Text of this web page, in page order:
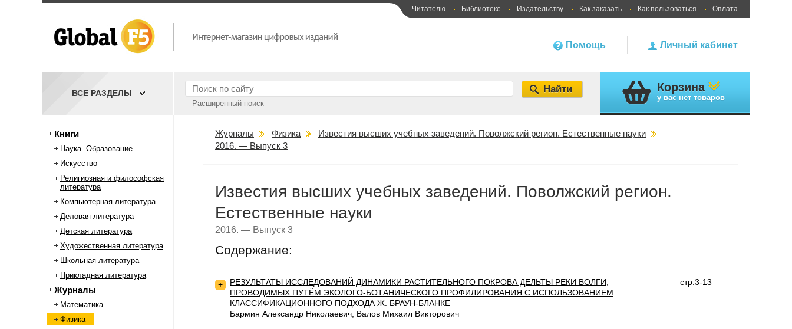
Читателю Библиотеке Издательству Как заказать Как пользоваться Оплата
Личный кабинет
Помощь
Расширенный поиск
ВСЕ РАЗДЕЛЫ Корзина
у вас нет товаров
Книги
Наука. Образование
Искусство
Религиозная и философская
литература
Компьютерная литература
Деловая литература
Детская литература
Художественная литература
Школьная литература
Прикладная литература
Журналы
Математика
Физика
Журналы Физика
Известия высших учебных заведений. Поволжский регион. Естественные науки
2016. — Выпуск 3
Известия высших учебных заведений. Поволжский регион.
Естественные науки
2016. — Выпуск 3
Содержание:
+
РЕЗУЛЬТАТЫ ИССЛЕДОВАНИЙ ДИНАМИКИ РАСТИТЕЛЬНОГО ПОКРОВА ДЕЛЬТЫ РЕКИ ВОЛГИ,
ПРОВОДИМЫХ ПУТЁМ ЭКОЛОГО-БОТАНИЧЕСКОГО ПРОФИЛИРОВАНИЯ С ИСПОЛЬЗОВАНИЕМ
КЛАССИФИКАЦИОННОГО ПОДХОДА Ж. БРАУН-БЛАНКЕ
стр.3-13
Бармин Александр Николаевич, Валов Михаил Викторович